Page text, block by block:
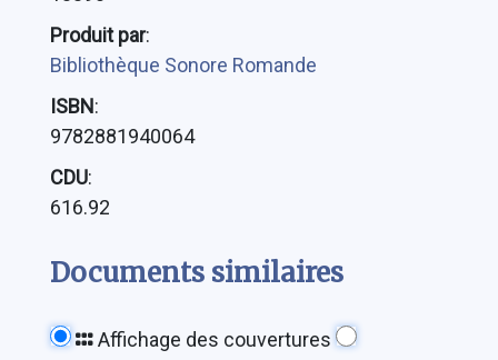
Produit par:
Bibliothèque Sonore Romande
ISBN:
9782881940064
CDU:
616.92
Documents similaires
Affichage des couvertures